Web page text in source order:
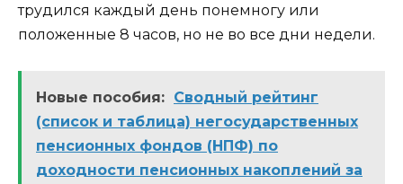
трудился каждый день понемногу или
положенные 8 часов, но не во все дни недели.
Новые пособия: Сводный рейтинг
(список и таблица) негосударственных
пенсионных фондов (НПФ) по
доходности пенсионных накоплений за